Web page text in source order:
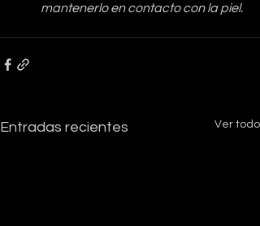
mantenerlo en contacto con la piel.
Entradas recientes Ver todo